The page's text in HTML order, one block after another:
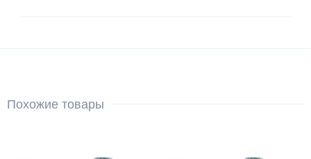
Похожие товары